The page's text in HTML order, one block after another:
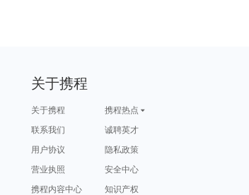
关于携程
关于携程
携程热点
联系我们
诚聘英才
用户协议
隐私政策
营业执照
安全中心
携程内容中心
知识产权